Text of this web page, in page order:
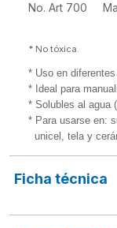
No. Art 700
* No tóxica.
* Uso en
* Ideal para
* Solubles al agua
* Para usarse en:
unicel, tela y
Ficha técnica